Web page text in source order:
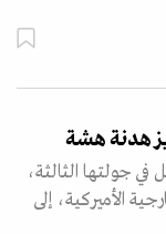
هدنة هشة
جولتها الثالثة،
الخارجية الأميركية، إلى